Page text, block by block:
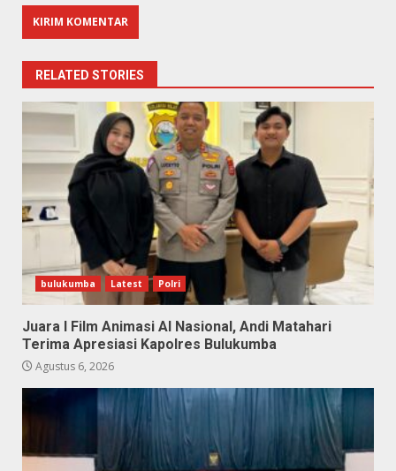
RELATED STORIES
bulukumba Latest Polri
Juara I Film Animasi AI Nasional, Andi Matahari
Terima Apresiasi Kapolres Bulukumba
Agustus 6, 2026